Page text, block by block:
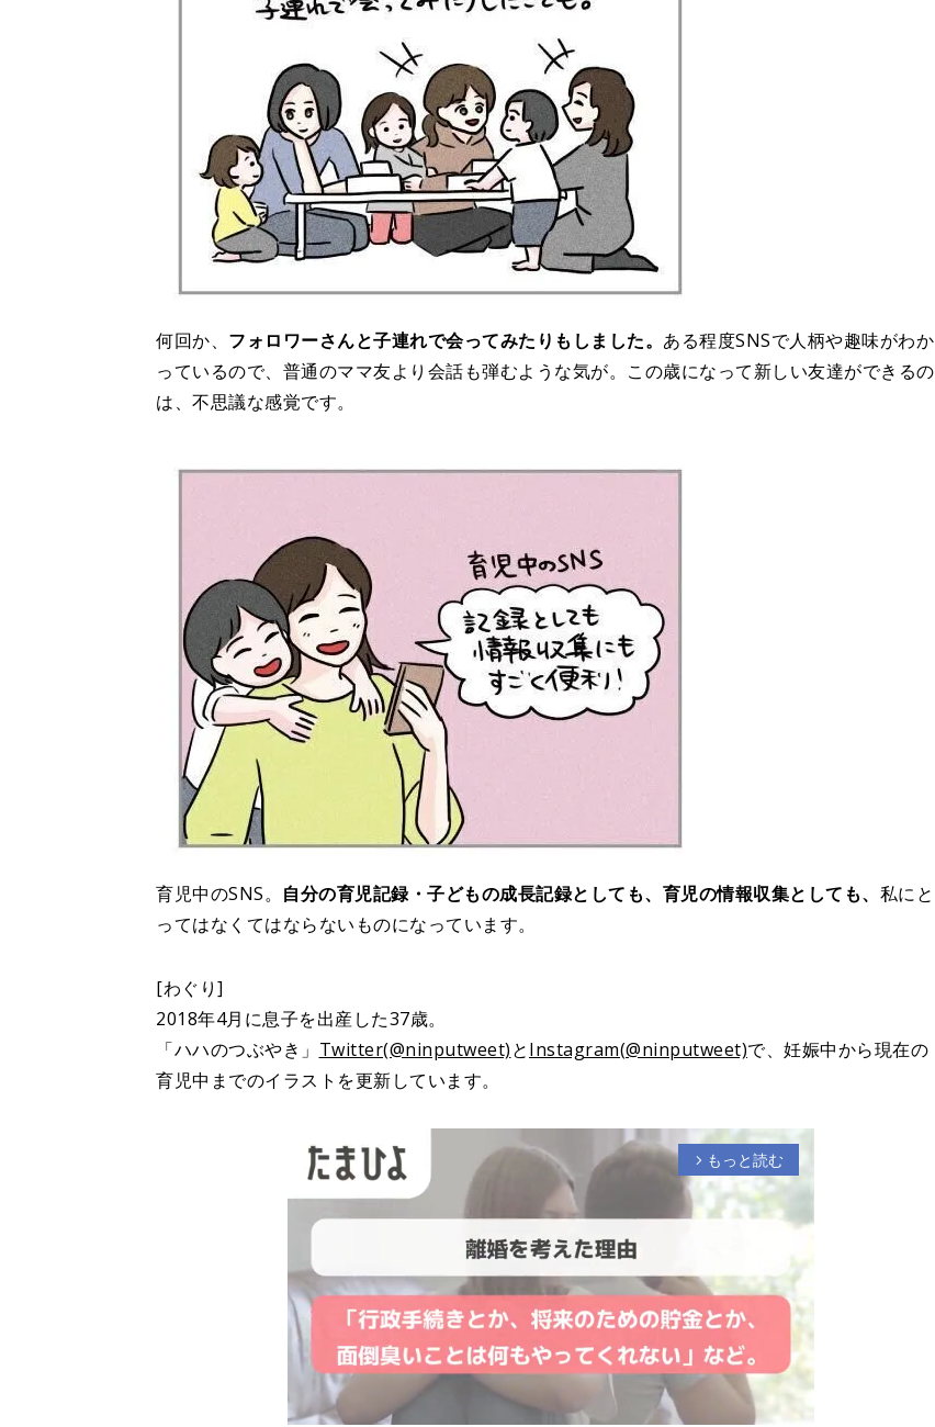
何回か、 フォロワーさんと子連れで会ってみたりもしました。 ある程度SNSで人柄や趣味がわか
っているので、普通のママ友より会話も弾むような気が。この歳になって新しい友達ができるの
は、不思議な感覚です。
育児中のSNS。 自分の育児記録・子どもの成長記録としても、育児の情報収集としても、 私にと
ってはなくてはならないものになっています。
[わぐり]
2018年4月に息子を出産した37歳。
「ハハのつぶやき」 Twitter(@ninputweet)とInstagram(@ninputweet)で、妊娠中から現在の
育児中までのイラストを更新しています。
arrow_forward_ios もっと読む